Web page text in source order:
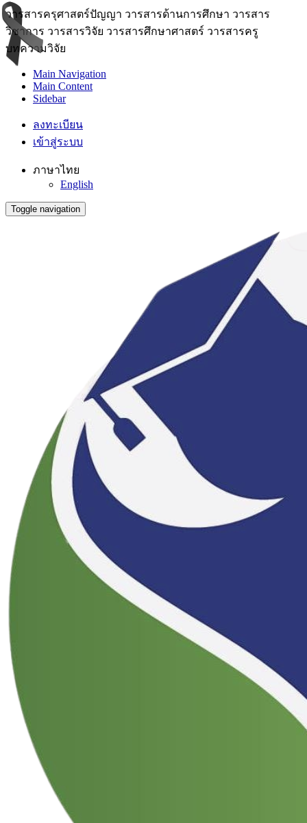
วารสารครุศาสตร์ปัญญา วารสารด้านการศึกษา วารสาร
วิชาการ วารสารวิจัย วารสารศึกษาศาสตร์ วารสารครู
บทความวิจัย
Main Navigation
Main Content
Sidebar
ลงทะเบียน
เข้าสู่ระบบ
ภาษาไทย
English
Toggle navigation